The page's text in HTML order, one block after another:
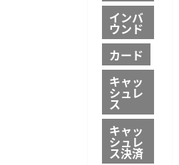
インバ
ウンド
カード
キャッ
シュレ
ス
キャッ
シュレ
ス決済